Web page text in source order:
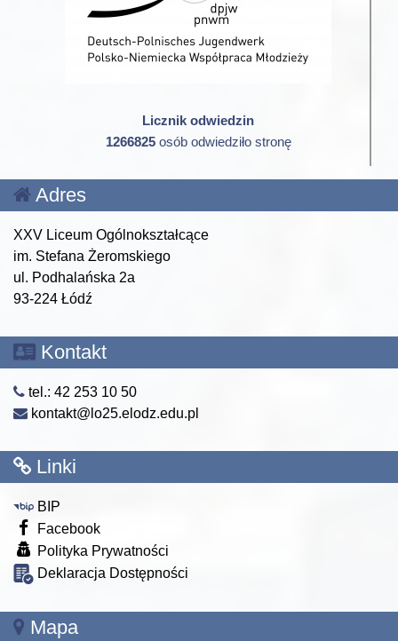
Licznik odwiedzin
1266825osób odwiedziło stronę
Adres
XXV Liceum Ogólnokształcące
im. Stefana Żeromskiego
ul. Podhalańska 2a
93-224 Łódź
Kontakt
tel.: 42 253 10 50
kontakt@lo25.elodz.edu.pl
Linki
BIP
Facebook
Polityka Prywatności
Deklaracja Dostępności
Mapa